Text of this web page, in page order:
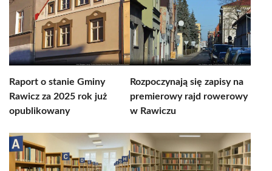
Raport o stanie Gminy
Rawicz za 2025 rok już
opublikowany
Rozpoczynają się zapisy na
premierowy rajd rowerowy
w Rawiczu